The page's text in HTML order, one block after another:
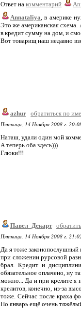
Ответ на комментарий
Annataliya, в америке
Это же американская схема.
в кредит сумму на дом, и
Вот товарищ наш недавно
azhur обратиться по
Пятница, 14 Ноября 2008 г.
Наташ, удали один мой
А теперь оба здесь)))
Глюки!!!
Павел_Декарт
Пятница, 14 Ноября 2008 г.
Да я тоже законопослушный
при сложении рурсовой
брал. Кредит и
обязательное оплачено, ну
можно... Да и при крелите я
крелитов, конечно, из-за
тоже. Сейчас после краха
Но январь ещё очень